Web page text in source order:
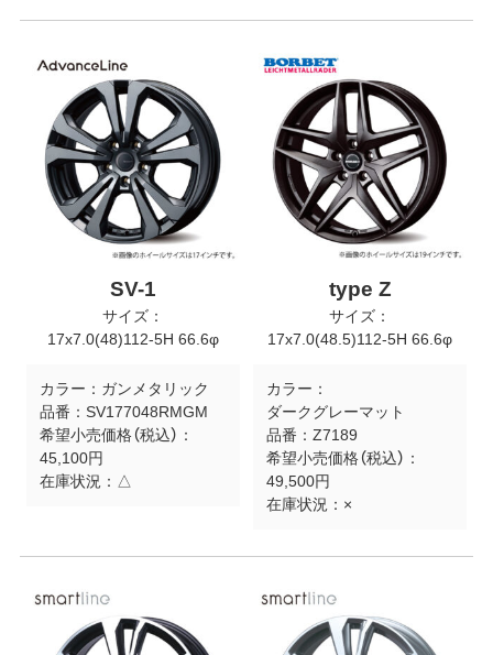
SV-1
サイズ：
17x7.0(48)112-5H 66.6φ
カラー： ガンメタリック
品番： SV177048RMGM
希望小売価格（税込）：
45,100円
在庫状況： △
type Z
サイズ：
17x7.0(48.5)112-5H 66.6φ
カラー：
ダークグレーマット
品番： Z7189
希望小売価格（税込）：
49,500円
在庫状況： ×